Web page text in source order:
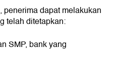
dapat melakukan
telah ditetapkan:
SMP, bank yang